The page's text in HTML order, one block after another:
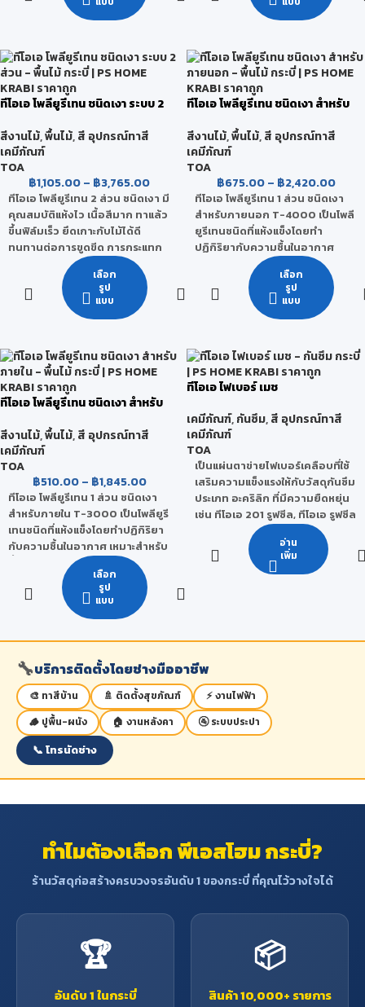
ที่มาในรูปของ ฟลูโอโร (Fluoro
รองรับ
ทีโอเอ โพลียูรีเทน ชนิดเงา ระบบ 2
สีงานไม้,พื้นไม้,สี อุปกรณ์ทาสี
เคมีภัณฑ์
TOA
฿1,105.00– ฿3,765.00
ทีโอเอ โพลียูรีเทน 2 ส่วน ชนิดเงา มี
คุณสมบัติแห้งไว เนื้อสีมาก ทาแล้ว
ขึ้นฟิล์มเร็ว ยึดเกาะกับไม้ได้ดี
ทนทานต่อการขูดขีด การกระแทก
การขัดถู และสารเคมีได้ดี ให้ฟิล์มสีที่
มีความเงาสูง และ ป้องกันน้ำซึมได้
ดีเยี่ยม
เลือก
รูป
แบบ
ทีโอเอ โพลียูรีเทน ชนิดเงา สำหรับ
สีงานไม้,พื้นไม้,สี อุปกรณ์ทาสี
เคมีภัณฑ์
TOA
฿675.00 – ฿2,420.00
ทีโอเอ โพลียูรีเทน 1 ส่วน ชนิดเงา
สำหรับภายนอก T-4000 เป็นโพลี
ยูรีเทนชนิดที่แห้งแข็งโดยทำ
ปฏิกิริยากับความชื้นในอากาศ
เหมาะสำหรับพื้นไม้ภายในที่มีแดด
ส่องถึงเป็นบางเวลา ทาง่าย ให้
ความเงางามสูง ทนทานต่อการขูด
ขีด ทนทานต่อการขัดถู และ ทนต่อ
เลือก
รูป
แบบ
ทีโอเอ โพลียูรีเทน ชนิดเงา สำหรับ
สีงานไม้,พื้นไม้,สี อุปกรณ์ทาสี
เคมีภัณฑ์
TOA
฿510.00 – ฿1,845.00
ทีโอเอ โพลียูรีเทน 1 ส่วน ชนิดเงา
สำหรับภายใน T-3000 เป็นโพลียูรี
เทนชนิดที่แห้งแข็งโดยทำปฏิกิริยา
กับความชื้นในอากาศ เหมาะสำหรับ
พื้นไม้ภายในที่ไม่มีแดดส่องถึง ทา
ง่าย ให้ความเงางามสูง ทนทานต่อ
การขูดขีด ทนทานต่อการขัดถู และ
ทนต่อการกระแทกได้ดี ทนต่อกรด-
เลือก
รูป
แบบ
ทีโอเอ ไฟเบอร์ เมช
เคมีภัณฑ์,กันซึม,สี อุปกรณ์ทาสี
เคมีภัณฑ์
TOA
เป็นแผ่นตาข่ายไฟเบอร์เคลือบที่ใช้
เสริมความแข็งแรงให้กับวัสดุกันซึม
ประเภท อะคริลิก ที่มีความยืดหยุ่น
เช่น ทีโอเอ 201 รูฟซีล, ทีโอเอ รูฟซีล
ซันบล็อก, ทีโอเอ วอเตอร์ บล็อก
หรือ ทีโอเอ ฟลอร์ซีล ใช้แทนลวด
กรงไก่ ในการฉาบปูน แก้ไขรอย
อ่าน
เพิ่ม
🔧บริการติดตั้งโดยช่างมืออาชีพ
🎨 ทาสีบ้าน 🚿 ติดตั้งสุขภัณฑ์
⚡ งานไฟฟ้า
🪵 ปูพื้น-ผนัง
🏠 งานหลังคา 🚰 ระบบประปา
📞 โทรนัดช่าง
ทำไมต้องเลือก พีเอสโฮม กระบี่?
ร้านวัสดุก่อสร้างครบวงจรอันดับ 1 ของกระบี่ ที่คุณไว้วางใจได้
🏆
อันดับ 1 ในกระบี่
📦
สินค้า 10,000+ รายการ